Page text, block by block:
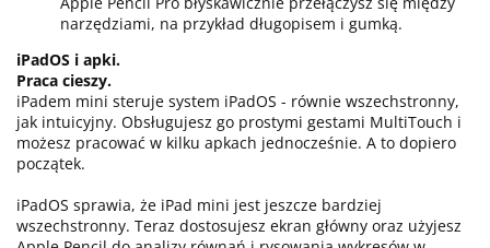
narzędziami, na przykład długopisem i gumką.
iPadOS i apki.
Praca cieszy.
iPadem mini steruje system iPadOS - równie wszechstronny,
jak intuicyjny. Obsługujesz go prostymi gestami MultiTouch i
możesz pracować w kilku apkach jednocześnie. A to dopiero
początek.
iPadOS sprawia, że iPad mini jest jeszcze bardziej
wszechstronny. Teraz dostosujesz ekran główny oraz użyjesz